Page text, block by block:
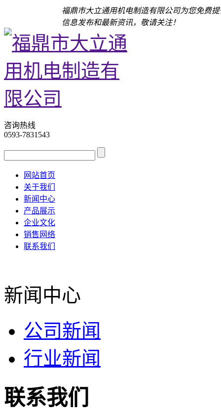
福鼎市大立通用机电制造有限公司为您免费
信息发布和最新资讯，敬请关注！
咨询热线
0593-7831543
网站首页
关于我们
新闻中心
产品展示
企业文化
销售网络
联系我们
新闻中心
公司新闻
行业新闻
联系我们